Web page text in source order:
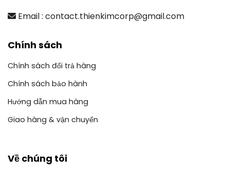
Email : contact.thienkimcorp@gmail.com
Chính sách
Chính sách đổi trả hàng
Chính sách bảo hành
Hướng dẫn mua hàng
Giao hàng & vận chuyển
Về chúng tôi